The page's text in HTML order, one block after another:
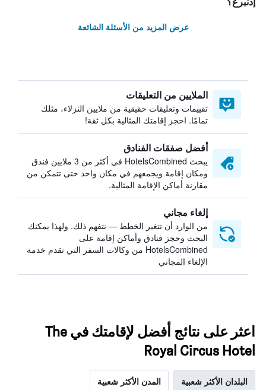
عرض المزيد من الأسئلة الشائعة
الملايين من التعليقات
تقييمات وتعليقات حقيقية من ملايين النزلاء، مثلك
تمامًا. احجز إقامتك المثالية بكل ثقة!
أفضل صفقات الفنادق
يبحث HotelsCombined في أكثر من 3 ملايين فندق
ومكان إقامة ويجمعهم في مكان واحد حتى تتمكن من
مقارنة أماكن الإقامة المثالية.
إلغاء مجاني
من الوارد أن تتغير الخطط — نتفهم ذلك. ولهذا يمكنك
البحث وحجز فنادق وأماكن إقامة على
HotelsCombined من وكالات السفر التي تقدم خدمة
الإلغاء المجاني
اعثر على نتائج أفضل لإقامتك في The
Royal Circus Hotel
البلدان الأكثر شعبية المدن الأكثر شعبية